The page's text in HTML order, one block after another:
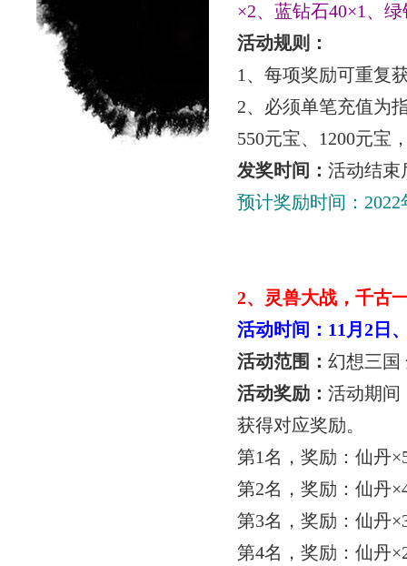
×2、蓝钻石40×1 、
活动规则：
1 、每项奖励可重复
2、必须单笔充值为
550元宝、 1200元宝
发奖时间：活动结束
预计奖励时间： 2022
2、灵兽大战，千古
活动时间： 11 月2 日
活动范围：幻想三国
活动奖励：活动期间
获得对应奖励。
第1名，奖励：仙丹×
第2名，奖励：仙丹×
第3名，奖励：仙丹×
第4名，奖励：仙丹×